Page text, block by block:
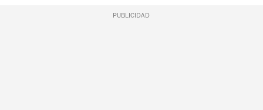
PUBLICIDAD